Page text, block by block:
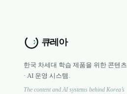
한국 차세대 학습 제품을 위한 콘텐츠
· AI 운영 시스템.
The content and AI systems behind Korea’s